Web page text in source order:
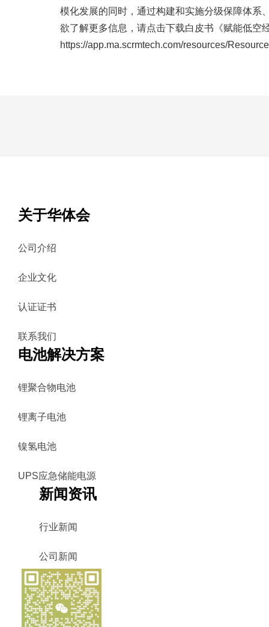
模化发展的同时，通过构建和实施分级保障体系
欲了解更多信息，请点击下载白皮书《赋能低空
https://app.ma.scrmtech.com/resources/
关于华体会
公司介绍
企业文化
认证证书
联系我们
电池解决方案
锂聚合物电池
锂离子电池
镍氢电池
UPS应急储能电源
新闻资讯
行业新闻
公司新闻